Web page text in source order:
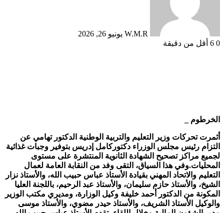
W.M.R يونيو 26, 2026
0
أقل من دقيقة
الخرطوم _
أثمرت تحركات وزير التعليم والتربية الوطنية الدكتور تهامي عن
التزام رئيس مجلس الوزراء دكتوركامل إدريس بتوفير وجبات غذائية
لجميع مراكز تصحيح الشهادة الثانوية المنتشرة على مستوى
المحليات.وفي هذا السياق، التقى وفد من النقابة العامة لعمال
التعليم والاتحاد المهني بقيادة الأستاذ عباس حبيب الله، والأستاذ نزار
الشيخ، والأستاذ حازم سليمان، والأستاذ عبد الرحيم، باللجنة العليا
المكونة من الدكتور أحمد خليفة وكيل الوزارة، ومديري مكتب الوزير
والوكيل الأستاذ الشريف، والأستاذ حيدر مضوي، والأستاذ موسى